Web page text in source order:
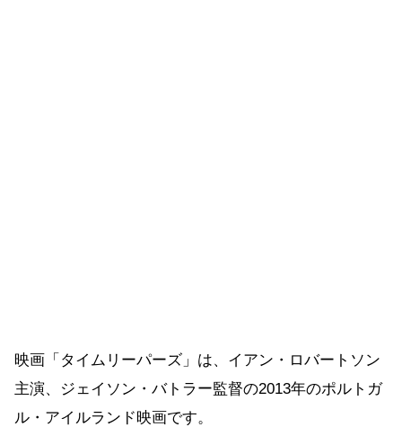
映画「タイムリーパーズ」は、イアン・ロバートソン
主演、ジェイソン・バトラー監督の2013年のポルトガ
ル・アイルランド映画です。